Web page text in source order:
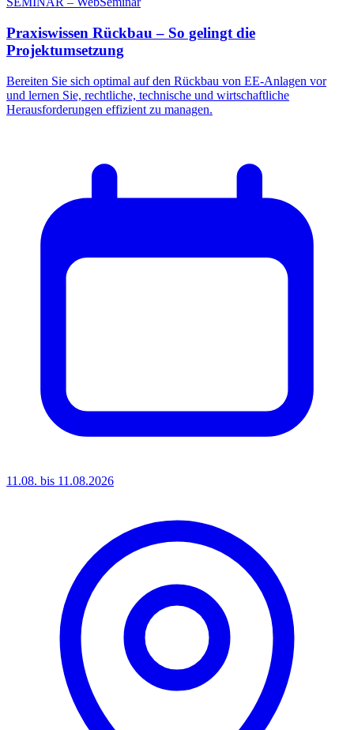
Praxiswissen Rückbau – So gelingt die
Projektumsetzung
Bereiten Sie sich optimal auf den Rückbau von EE-Anlagen vor
und lernen Sie, rechtliche, technische und wirtschaftliche
Herausforderungen effizient zu managen.
11.08. bis 11.08.2026